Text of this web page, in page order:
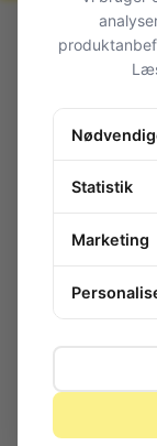
Alle produkter
92-007 /
Statistik
Marketing